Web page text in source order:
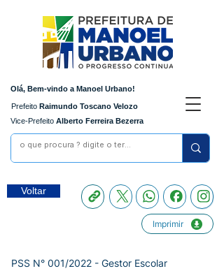
Olá, Bem-vindo a Manoel Urbano!
Prefeito Raimundo Toscano Velozo
Vice-Prefeito Alberto Ferreira Bezerra
Voltar
Imprimir
PSS N° 001/2022 - Gestor Escolar